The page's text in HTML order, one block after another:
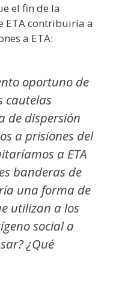
el fin de la
ETA contribuiría a
a ETA:
oportuno de
cautelas
de dispersión
a prisiones del
a ETA
banderas de
una forma de
utilizan a los
social a
¿Qué